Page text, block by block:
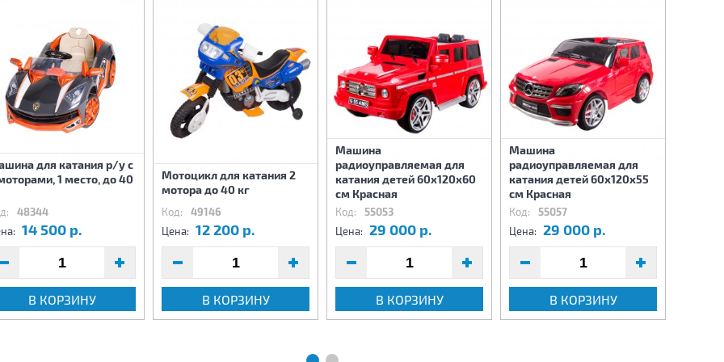
для катания р/у с
1 место, до 40
48344
14 500 р.
В КОРЗИНУ
Мотоцикл для катания 2
мотора до 40 кг
Код: 49146
Цена: 12 200 р.
В КОРЗИНУ
Машина
радиоуправляемая для
катания детей 60х120х60
см Красная
Код: 55053
Цена: 29 000 р.
В КОРЗИНУ
Машина
радиоуправляемая для
катания детей 60х120х55
см Красная
Код: 55057
Цена: 29 000 р.
В КОРЗИНУ